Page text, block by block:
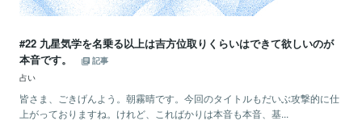
#22 九星気学を名乗る以上は吉方位取りくらいはできて欲しいのが
本音です。
記事
占い
皆さま、ごきげんよう。朝霧晴です。今回のタイトルもだいぶ攻撃的に仕
上がっておりますね。けれど、こればかりは本音も本音、基...